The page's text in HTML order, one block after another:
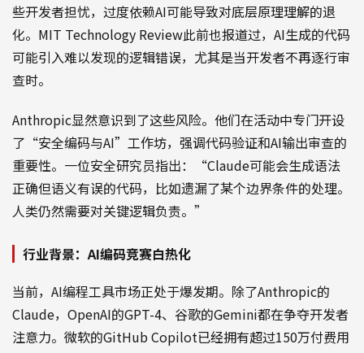
些开发者担忧，过度依赖AI可能导致对底层原理理解的退
化。MIT Technology Review此前也报道过，AI生成的代码
可能引入难以发现的逻辑错误，尤其是当开发者不再逐行审
查时。
Anthropic显然意识到了这些风险。他们在活动中专门开设
了“安全编码与AI”工作坊，强调代码验证和AI输出审查的
重要性。一位安全研究员指出：“Claude可能会生成语法
正确但语义有误的代码，比如遗漏了某个边界条件的处理。
人类仍然需要对关键逻辑负责。”
行业背景：AI编码竞赛白热化
当前，AI编程工具市场正处于爆发期。除了Anthropic的
Claude，OpenAI的GPT-4、谷歌的Gemini都在争夺开发者
注意力。微软的GitHub Copilot已经拥有超过150万付费用